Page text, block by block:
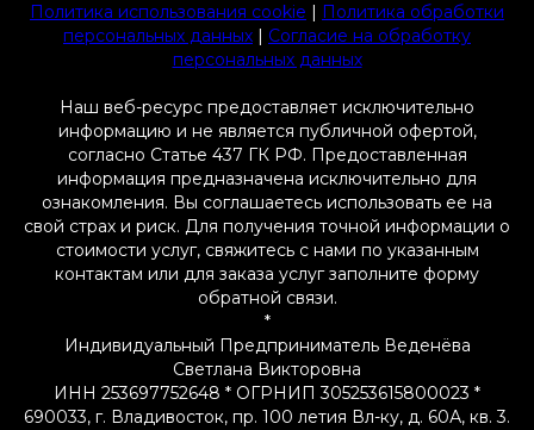
Политика использования cookie | Политика обработки
персональных данных | Согласие на обработку
персональных данных
Наш веб-ресурс предоставляет исключительно
информацию и не является публичной офертой,
согласно Статье 437 ГК РФ. Предоставленная
информация предназначена исключительно для
ознакомления. Вы соглашаетесь использовать ее на
свой страх и риск. Для получения точной информации о
стоимости услуг, свяжитесь с нами по указанным
контактам или для заказа услуг заполните форму
обратной связи.
*
Индивидуальный Предприниматель Веденёва
Светлана Викторовна
ИНН 253697752648 * ОГРНИП 305253615800023 *
690033, г. Владивосток, пр. 100 летия Вл-ку, д. 60А, кв. 3.